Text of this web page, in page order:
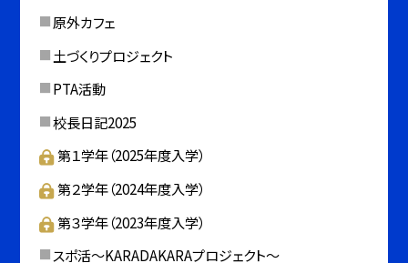
原外カフェ
土づくりプロジェクト
PTA活動
校長日記2025
第１学年（2025年度入学）
第２学年（2024年度入学）
第３学年（2023年度入学）
スポ活～KARADAKARAプロジェクト～